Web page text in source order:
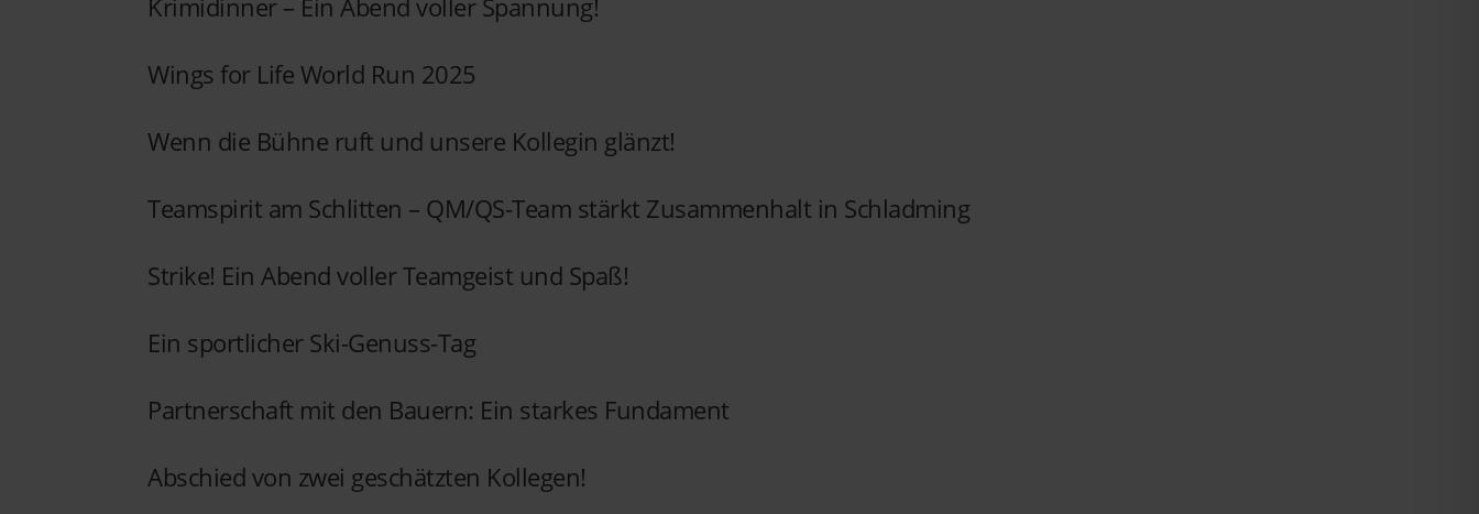
Krimidinner – Ein Abend voller Spannung!
Wings for Life World Run 2025
Wenn die Bühne ruft und unsere Kollegin glänzt!
Teamspirit am Schlitten – QM/QS-Team stärkt Zusammenhalt in Schladming
Strike! Ein Abend voller Teamgeist und Spaß!
Ein sportlicher Ski-Genuss-Tag
Partnerschaft mit den Bauern: Ein starkes Fundament
Abschied von zwei geschätzten Kollegen!